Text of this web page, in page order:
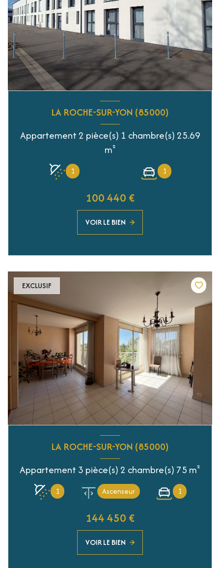
LA ROCHE-SUR-YON (85000)
Appartement 2 pièce(s) 1 chambre(s) 25.69
m²
1 1
100 440 €
VOIR LE BIEN
EXCLUSIF
LA ROCHE-SUR-YON (85000)
Appartement 3 pièce(s) 2 chambre(s) 75 m²
1 Ascenseur 1
144 450 €
VOIR LE BIEN